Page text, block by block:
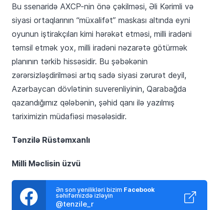
Bu ssenaridə AXCP-nin önə çəkilməsi, Əli Kərimli və
siyasi ortaqlarının “müxalifət” maskası altında eyni
oyunun iştirakçıları kimi hərəkət etməsi, milli iradəni
təmsil etmək yox, milli iradəni nəzarətə götürmək
planının tərkib hissəsidir. Bu şəbəkənin
zərərsizləşdirilməsi artıq sadə siyasi zərurət deyil,
Azərbaycan dövlətinin suverenliyinin, Qarabağda
qazandığımız qələbənin, şəhid qanı ilə yazılmış
tariximizin müdafiəsi məsələsidir.
Tənzilə Rüstəmxanlı
Milli Məclisin üzvü
Ən son yenilikləri bizim Facebook
səhifəmizdə izləyin
@tenzile_r